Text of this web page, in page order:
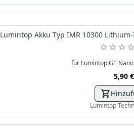
Lumintop Akku Typ IMR 10300
für Lumintop GT
5,90 €
Lumintop